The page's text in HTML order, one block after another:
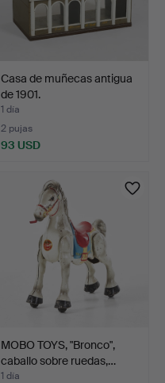
Casa de muñecas antigua
de 1901.
1 día
2 pujas
93 USD
MOBO TOYS, "Bronco",
caballo sobre ruedas,…
1 día